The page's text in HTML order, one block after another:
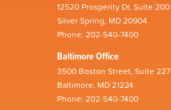
12520 Prosperity Dr, Suite 200
Silver Spring, MD 20904
Phone: 202-540-7400
Baltimore Office
3500 Boston Street, Suite 227
Baltimore, MD 21224
Phone: 202-540-7400